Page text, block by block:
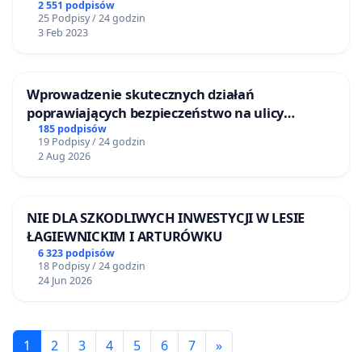
2 551 podpisów
25 Podpisy / 24 godzin
3 Feb 2023
Wprowadzenie skutecznych działań
poprawiających bezpieczeństwo na ulicy
Żeromskiego w Otwocku
185 podpisów
19 Podpisy / 24 godzin
2 Aug 2026
NIE DLA SZKODLIWYCH INWESTYCJI W LESIE
ŁAGIEWNICKIM I ARTURÓWKU
6 323 podpisów
18 Podpisy / 24 godzin
24 Jun 2026
1 2 3 4 5 6 7 »